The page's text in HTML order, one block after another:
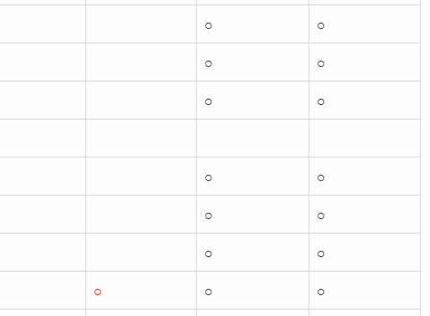
○
○
○
○
○
○
○
○
○
○
○
○
○ ○
○